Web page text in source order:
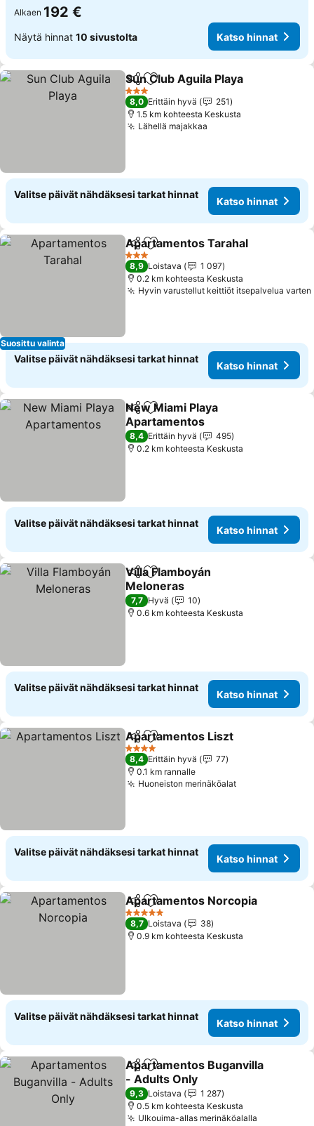
Alkaen 192 €
Näytä hinnat 10 sivustolta Katso hinnat
Jaa Lisää suosikkeihin
Sun Club Aguila Playa
3 Tähtiluokitus
8,0 Erittäin hyvä
251
1.5 km kohteesta Keskusta
Lähellä majakkaa
Valitse päivät nähdäksesi tarkat hinnat
Katso hinnat
Suosittu valinta
Jaa Lisää suosikkeihin
Apartamentos Tarahal
3 Tähtiluokitus
8,9 Loistava
1 097
0.2 km kohteesta Keskusta
Hyvin varustellut keittiöt itsepalvelua varten
Valitse päivät nähdäksesi tarkat hinnat
Katso hinnat
Jaa Lisää suosikkeihin
New Miami Playa
Apartamentos
8,4 Erittäin hyvä
495
0.2 km kohteesta Keskusta
Valitse päivät nähdäksesi tarkat hinnat
Katso hinnat
Jaa Lisää suosikkeihin
Villa Flamboyán
Meloneras
7,7 Hyvä
10
0.6 km kohteesta Keskusta
Valitse päivät nähdäksesi tarkat hinnat
Katso hinnat
Jaa Lisää suosikkeihin
Apartamentos Liszt
4 Tähtiluokitus
8,4 Erittäin hyvä
77
0.1 km rannalle
Huoneiston merinäköalat
Valitse päivät nähdäksesi tarkat hinnat
Katso hinnat
Jaa Lisää suosikkeihin
Apartamentos Norcopia
5 Tähtiluokitus
8,7 Loistava
38
0.9 km kohteesta Keskusta
Valitse päivät nähdäksesi tarkat hinnat
Katso hinnat
Jaa Lisää suosikkeihin
Apartamentos Buganvilla
- Adults Only
9,3 Loistava
1 287
0.5 km kohteesta Keskusta
Ulkouima-allas merinäköalalla